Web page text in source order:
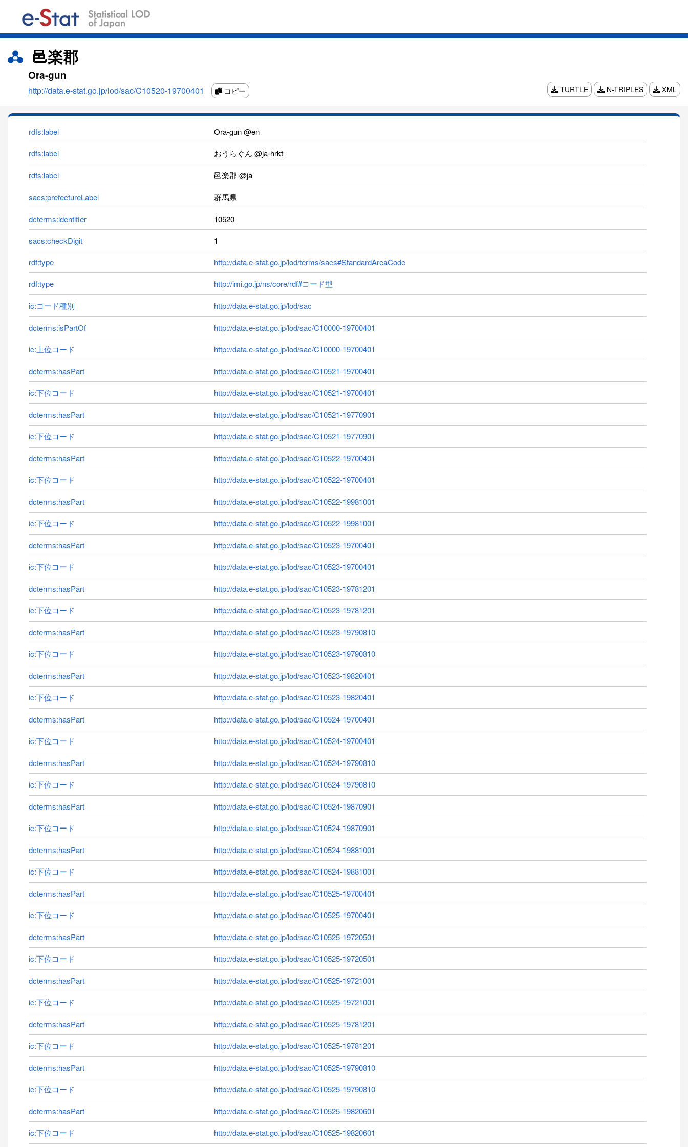
邑楽郡
Ora-gun
http://data.e-stat.go.jp/lod/sac/C10520-19700401 コピー TURTLE N-TRIPLES XML
rdfs:label
Ora-gun @en
rdfs:label
おうらぐん @ja-hrkt
rdfs:label 邑楽郡 @ja
sacs:prefectureLabel 群馬県
dcterms:identifier
10520
sacs:checkDigit
1
rdf:type
http://data.e-stat.go.jp/lod/terms/sacs#StandardAreaCode
rdf:type
http://imi.go.jp/ns/core/rdf#コード型
ic:コード種別 http://data.e-stat.go.jp/lod/sac
dcterms:isPartOf
http://data.e-stat.go.jp/lod/sac/C10000-19700401
ic:上位コード
http://data.e-stat.go.jp/lod/sac/C10000-19700401
dcterms:hasPart
http://data.e-stat.go.jp/lod/sac/C10521-19700401
ic:下位コード
http://data.e-stat.go.jp/lod/sac/C10521-19700401
dcterms:hasPart
http://data.e-stat.go.jp/lod/sac/C10521-19770901
ic:下位コード
http://data.e-stat.go.jp/lod/sac/C10521-19770901
dcterms:hasPart
http://data.e-stat.go.jp/lod/sac/C10522-19700401
ic:下位コード
http://data.e-stat.go.jp/lod/sac/C10522-19700401
dcterms:hasPart
http://data.e-stat.go.jp/lod/sac/C10522-19981001
ic:下位コード
http://data.e-stat.go.jp/lod/sac/C10522-19981001
dcterms:hasPart
http://data.e-stat.go.jp/lod/sac/C10523-19700401
ic:下位コード
http://data.e-stat.go.jp/lod/sac/C10523-19700401
dcterms:hasPart
http://data.e-stat.go.jp/lod/sac/C10523-19781201
ic:下位コード
http://data.e-stat.go.jp/lod/sac/C10523-19781201
dcterms:hasPart
http://data.e-stat.go.jp/lod/sac/C10523-19790810
ic:下位コード
http://data.e-stat.go.jp/lod/sac/C10523-19790810
dcterms:hasPart
http://data.e-stat.go.jp/lod/sac/C10523-19820401
ic:下位コード
http://data.e-stat.go.jp/lod/sac/C10523-19820401
dcterms:hasPart
http://data.e-stat.go.jp/lod/sac/C10524-19700401
ic:下位コード
http://data.e-stat.go.jp/lod/sac/C10524-19700401
dcterms:hasPart
http://data.e-stat.go.jp/lod/sac/C10524-19790810
ic:下位コード
http://data.e-stat.go.jp/lod/sac/C10524-19790810
dcterms:hasPart
http://data.e-stat.go.jp/lod/sac/C10524-19870901
ic:下位コード
http://data.e-stat.go.jp/lod/sac/C10524-19870901
dcterms:hasPart
http://data.e-stat.go.jp/lod/sac/C10524-19881001
ic:下位コード
http://data.e-stat.go.jp/lod/sac/C10524-19881001
dcterms:hasPart
http://data.e-stat.go.jp/lod/sac/C10525-19700401
ic:下位コード
http://data.e-stat.go.jp/lod/sac/C10525-19700401
dcterms:hasPart
http://data.e-stat.go.jp/lod/sac/C10525-19720501
ic:下位コード
http://data.e-stat.go.jp/lod/sac/C10525-19720501
dcterms:hasPart
http://data.e-stat.go.jp/lod/sac/C10525-19721001
ic:下位コード
http://data.e-stat.go.jp/lod/sac/C10525-19721001
dcterms:hasPart
http://data.e-stat.go.jp/lod/sac/C10525-19781201
ic:下位コード
http://data.e-stat.go.jp/lod/sac/C10525-19781201
dcterms:hasPart
http://data.e-stat.go.jp/lod/sac/C10525-19790810
ic:下位コード
http://data.e-stat.go.jp/lod/sac/C10525-19790810
dcterms:hasPart
http://data.e-stat.go.jp/lod/sac/C10525-19820601
ic:下位コード
http://data.e-stat.go.jp/lod/sac/C10525-19820601